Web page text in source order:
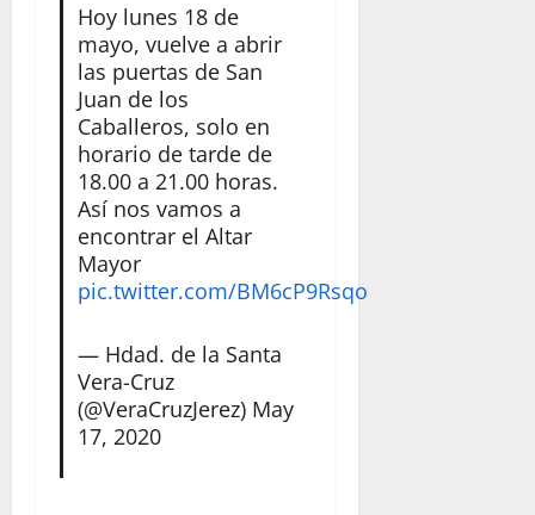
Hoy lunes 18 de
mayo, vuelve a abrir
las puertas de San
Juan de los
Caballeros, solo en
horario de tarde de
18.00 a 21.00 horas.
Así nos vamos a
encontrar el Altar
Mayor
pic.twitter.com/BM6cP9Rsqo
— Hdad. de la Santa
Vera-Cruz
(@VeraCruzJerez) May
17, 2020